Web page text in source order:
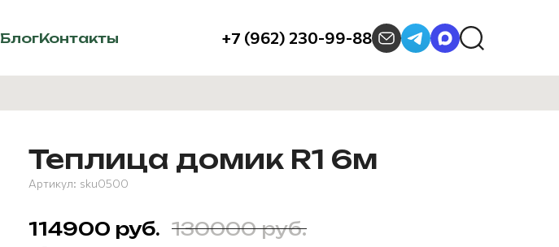
БлогКонтакты +7 (962) 230-99-88
Теплица домик R1 6м
Артикул: sku0500
114900 руб. 130000 руб.